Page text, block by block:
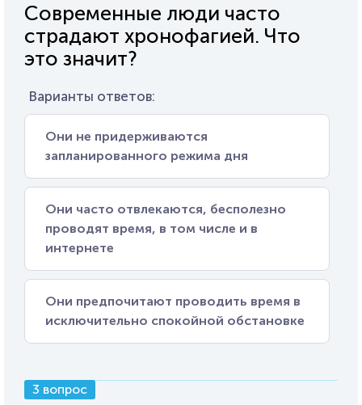
Современные люди часто
страдают хронофагией. Что
это значит?
Варианты ответов:
Они не придерживаются
запланированного режима дня
Они часто отвлекаются, бесполезно
проводят время, в том числе и в
интернете
Они предпочитают проводить время в
исключительно спокойной обстановке
3 вопрос